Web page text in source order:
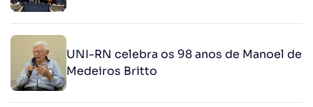
UNI-RN celebra os 98 anos de Manoel de
Medeiros Britto